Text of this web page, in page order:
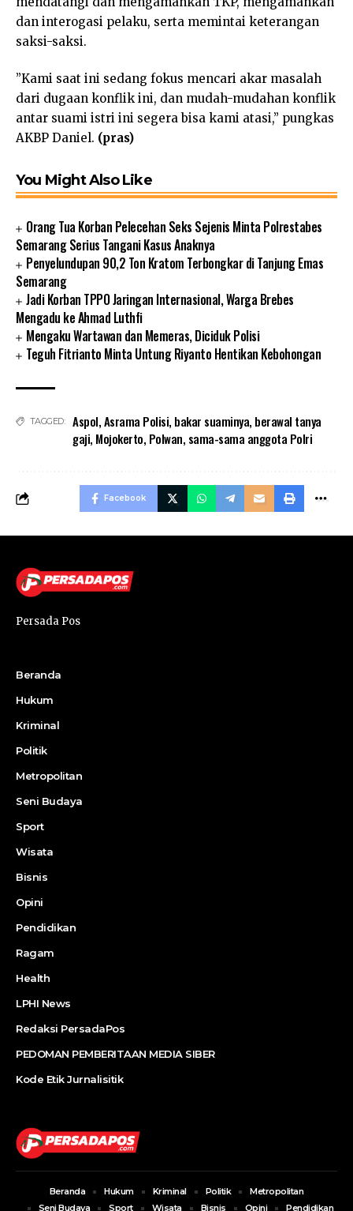
dan interogasi pelaku, serta memintai keterangan
saksi-saksi.
”Kami saat ini sedang fokus mencari akar masalah
dari dugaan konflik ini, dan mudah-mudahan konflik
antar suami istri ini segera bisa kami atasi,” pungkas
AKBP Daniel. (pras)
You Might Also Like
Orang Tua Korban Pelecehan Seks Sejenis Minta Polrestabes
Semarang Serius Tangani Kasus Anaknya
Penyelundupan 90,2 Ton Kratom Terbongkar di Tanjung Emas
Semarang
Jadi Korban TPPO Jaringan Internasional, Warga Brebes
Mengadu ke Ahmad Luthfi
Mengaku Wartawan dan Memeras, Diciduk Polisi
Teguh Fitrianto Minta Untung Riyanto Hentikan Kebohongan
TAGGED: Aspol,Asrama Polisi, bakar suaminya, berawal tanya
gaji, Mojokerto, Polwan, sama-sama anggota Polri
Facebook
Persada Pos
Beranda
Hukum
Kriminal
Politik
Metropolitan
Seni Budaya
Sport
Wisata
Bisnis
Opini
Pendidikan
Ragam
Health
LPHI News
Redaksi PersadaPos
PEDOMAN PEMBERITAAN MEDIA SIBER
Kode Etik Jurnalisitik
Beranda Hukum Kriminal Politik
Metropolitan
Seni Budaya
Sport Wisata Bisnis Opini Pendidikan